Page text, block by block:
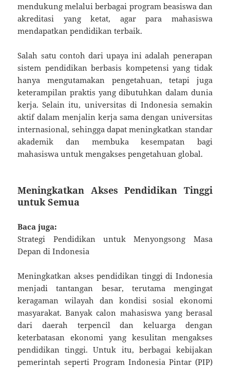
mendukung melalui berbagai program beasiswa dan
akreditasi yang ketat, agar para mahasiswa
mendapatkan pendidikan terbaik.
Salah satu contoh dari upaya ini adalah penerapan
sistem pendidikan berbasis kompetensi yang tidak
hanya mengutamakan pengetahuan, tetapi juga
keterampilan praktis yang dibutuhkan dalam dunia
kerja. Selain itu, universitas di Indonesia semakin
aktif dalam menjalin kerja sama dengan universitas
internasional, sehingga dapat meningkatkan standar
akademik dan membuka kesempatan bagi
mahasiswa untuk mengakses pengetahuan global.
Meningkatkan Akses Pendidikan Tinggi
untuk Semua
Baca juga:
Strategi Pendidikan untuk Menyongsong Masa
Depan di Indonesia
Meningkatkan akses pendidikan tinggi di Indonesia
menjadi tantangan besar, terutama mengingat
keragaman wilayah dan kondisi sosial ekonomi
masyarakat. Banyak calon mahasiswa yang berasal
dari daerah terpencil dan keluarga dengan
keterbatasan ekonomi yang kesulitan mengakses
pendidikan tinggi. Untuk itu, berbagai kebijakan
pemerintah seperti Program Indonesia Pintar (PIP)